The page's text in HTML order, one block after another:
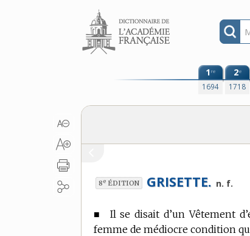
Aller au contenu
1re
1694
2e
1718
8e ÉDITION GRISETTE. n. f.
■ Il se disait d’un Vêtement
femme de médiocre condition